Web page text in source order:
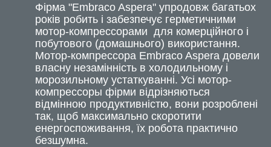
Фірма "Embraco Aspera" упродовж багатьох
років робить і забезпечує герметичними
мотор-компрессорами для комерційного і
побутового (домашнього) використання.
Мотор-компрессора Embraco Aspera довели
власну незамінність в холодильному і
морозильному устаткуванні. Усі мотор-
компрессоры фірми відрізняються
відмінною продуктивністю, вони розроблені
так, щоб максимально скоротити
енергоспоживання, їх робота практично
безшумна.